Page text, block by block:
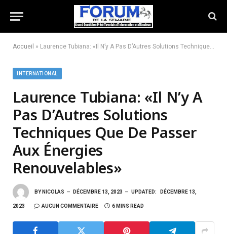
Accueil » Laurence Tubiana: «Il N’y A Pas D’Autres Solutions Techniques Que De Passer Aux Énergies Renouvelables»
INTERNATIONAL
Laurence Tubiana: «Il N’y A
Pas D’Autres Solutions
Techniques Que De Passer
Aux Énergies
Renouvelables»
BY NICOLAS DÉCEMBRE 13, 2023 UPDATED: DÉCEMBRE 13,
2023 AUCUN COMMENTAIRE 6 MINS READ